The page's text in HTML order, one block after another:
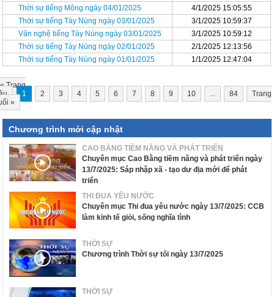
Thời sự tiếng Mông ngày 04/01/2025
4/1/2025 15:05:55
Thời sự tiếng Tày Nùng ngày 03/01/2025
3/1/2025 10:59:37
Văn nghệ tiếng Tày Nùng ngày 03/01/2025
3/1/2025 10:59:12
Thời sự tiếng Tày Nùng ngày 02/01/2025
2/1/2025 12:13:56
Thời sự tiếng Tày Nùng ngày 01/01/2025
1/1/2025 12:47:04
«Trang
1 2 3 4 5 6 7 8 9 10 ... 84
Trang
»
Chương trình mới cập nhật
CAO BẰNG TIỀM NĂNG VÀ PHÁT TRIỂN
Chuyên mục Cao Bằng tiềm năng và phát triển ngày
13/7/2025: Sáp nhập xã - tạo dư địa mới để phát
triển
THI ĐUA YÊU NƯỚC
Chuyên mục Thi đua yêu nước ngày 13/7/2025: CCB
làm kinh tế giỏi, sống nghĩa tình
THỜI SỰ
Chương trình Thời sự tối ngày 13/7/2025
THỜI SỰ